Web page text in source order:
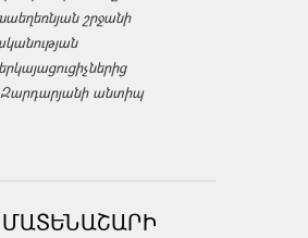
շրջանի
Զարդարյանի անտիպ
ՄԱՏԵՆԱՇԱՐԻ